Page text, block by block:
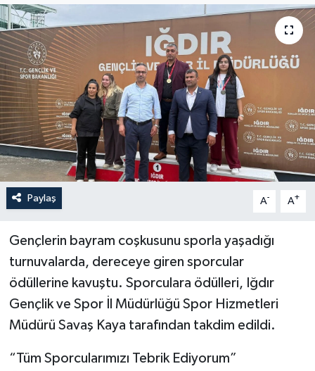
Paylaş A- A+
Gençlerin bayram coşkusunu sporla yaşadığı
turnuvalarda, dereceye giren sporcular
ödüllerine kavuştu. Sporculara ödülleri, Iğdır
Gençlik ve Spor İl Müdürlüğü Spor Hizmetleri
Müdürü Savaş Kaya tarafından takdim edildi.
“Tüm Sporcularımızı Tebrik Ediyorum”